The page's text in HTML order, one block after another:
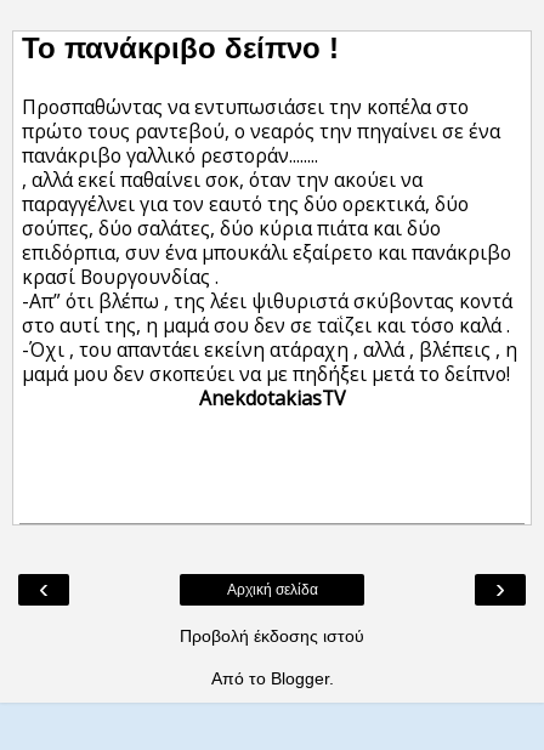
Το πανάκριβο δείπνο !
Προσπαθώντας να εντυπωσιάσει την κοπέλα στο
πρώτο τους ραντεβού, ο νεαρός την πηγαίνει σε ένα
πανάκριβο γαλλικό ρεστοράν........
, αλλά εκεί παθαίνει σοκ, όταν την ακούει να
παραγγέλνει για τον εαυτό της δύο ορεκτικά, δύο
σούπες, δύο σαλάτες, δύο κύρια πιάτα και δύο
επιδόρπια, συν ένα μπουκάλι εξαίρετο και πανάκριβο
κρασί Βουργουνδίας .
-Απ” ότι βλέπω , της λέει ψιθυριστά σκύβοντας κοντά
στο αυτί της, η μαμά σου δεν σε ταΐζει και τόσο καλά .
-Όχι , του απαντάει εκείνη ατάραχη , αλλά , βλέπεις , η
μαμά μου δεν σκοπεύει να με πηδήξει μετά το δείπνο!
AnekdotakiasTV
‹ ›
Αρχική σελίδα
Προβολή έκδοσης ιστού
Από το Blogger.